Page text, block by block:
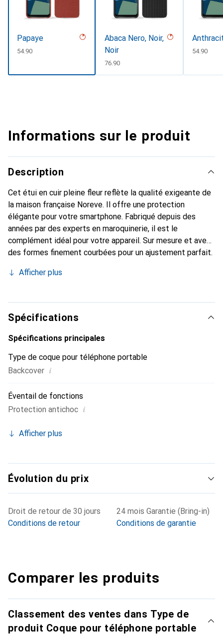
Papaye
CHF
54.90
Abaca Nero, Noir,
Noir
CHF
76.90
CHF
54.90
Informations sur le produit
Description
Cet étui en cuir pleine fleur reflète la qualité exigeante de
la maison française Noreve. Il offre une protection
élégante pour votre smartphone. Fabriqué depuis des
années par des experts en maroquinerie, il est le
complément idéal pour votre appareil. Sur mesure et avec
des formes finement courbées pour un ajustement parfait.
smartphone. La marque Noreve est reconnue
constitue toujours un bon choix pour le client exigeant.
Afficher plus
Spécifications
Spécifications principales
Type de coque pour téléphone portable
Backcover i
Éventail de fonctions
Protection antichoc i
Afficher plus
Évolution du prix
Droit de retour de 30 jours
Conditions de retour
24 mois Garantie (Bring-in)
Conditions de garantie
Comparer les produits
Classement des ventes dans Type de
produit Coque pour téléphone portable